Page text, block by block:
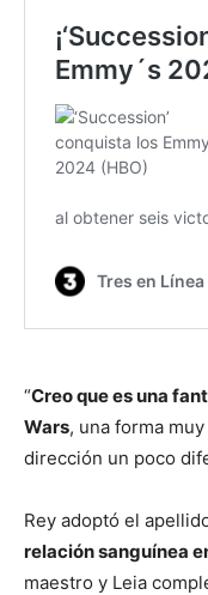
“Creo que es una
Wars, una forma
dirección un poco
Rey adoptó el
relación sanguínea
maestro y Leia